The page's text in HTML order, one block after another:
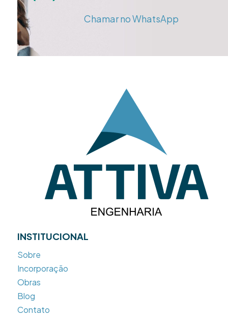
Chamar no WhatsApp
INSTITUCIONAL
Sobre
Incorporação
Obras
Blog
Contato